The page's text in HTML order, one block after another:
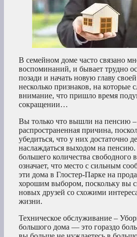
В семейном доме часто связано
воспоминаний, и бывает трудно
позади и начать новую главу
несколько признаков, на которые
внимание, что пришло время
сокращении…
Вы только что вышли на пенсию –
распространенная причина,
убедиться, что у них достаточно
наслаждаться выходом на
большего количества свободного
означает, что место с сильным
эти дома в Глостер-Парке на
хорошим выбором, поскольку вы
новых друзей со схожими
жизни.
Техническое обслуживание –
большого дома — это гораздо